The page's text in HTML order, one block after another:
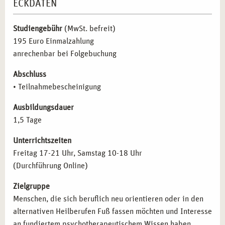
ECKDATEN
Studiengebühr (MwSt. befreit)
195 Euro Einmalzahlung
anrechenbar bei Folgebuchung
Abschluss
• Teilnahmebescheinigung
Ausbildungsdauer
1,5 Tage
Unterrichtszeiten
Freitag 17-21 Uhr, Samstag 10-18 Uhr
(Durchführung Online)
Zielgruppe
Menschen, die sich beruflich neu orientieren oder in den
alternativen Heilberufen Fuß fassen möchten und Interesse